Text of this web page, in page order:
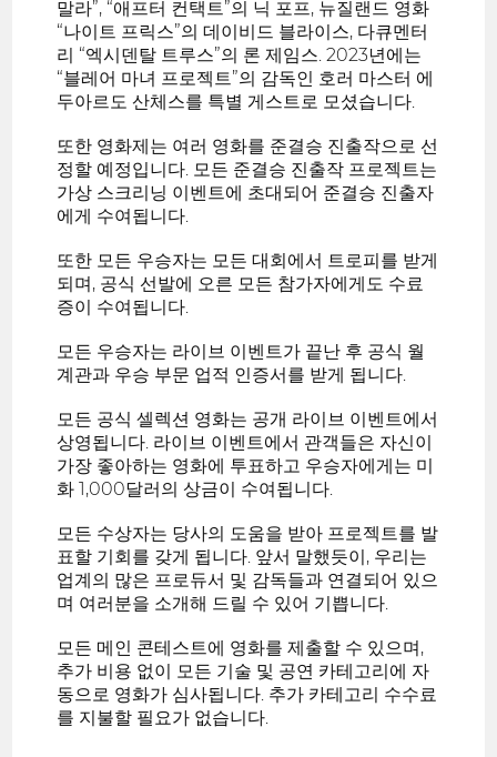
말라”, “애프터 컨택트”의 닉 포프, 뉴질랜드 영화
“나이트 프릭스”의 데이비드 블라이스, 다큐멘터
리 “엑시덴탈 트루스”의 론 제임스. 2023년에는
“블레어 마녀 프로젝트”의 감독인 호러 마스터 에
두아르도 산체스를 특별 게스트로 모셨습니다.
또한 영화제는 여러 영화를 준결승 진출작으로 선
정할 예정입니다. 모든 준결승 진출작 프로젝트는
가상 스크리닝 이벤트에 초대되어 준결승 진출자
에게 수여됩니다.
또한 모든 우승자는 모든 대회에서 트로피를 받게
되며, 공식 선발에 오른 모든 참가자에게도 수료
증이 수여됩니다.
모든 우승자는 라이브 이벤트가 끝난 후 공식 월
계관과 우승 부문 업적 인증서를 받게 됩니다.
모든 공식 셀렉션 영화는 공개 라이브 이벤트에서
상영됩니다. 라이브 이벤트에서 관객들은 자신이
가장 좋아하는 영화에 투표하고 우승자에게는 미
화 1,000달러의 상금이 수여됩니다.
모든 수상자는 당사의 도움을 받아 프로젝트를 발
표할 기회를 갖게 됩니다. 앞서 말했듯이, 우리는
업계의 많은 프로듀서 및 감독들과 연결되어 있으
며 여러분을 소개해 드릴 수 있어 기쁩니다.
모든 메인 콘테스트에 영화를 제출할 수 있으며,
추가 비용 없이 모든 기술 및 공연 카테고리에 자
동으로 영화가 심사됩니다. 추가 카테고리 수수료
를 지불할 필요가 없습니다.